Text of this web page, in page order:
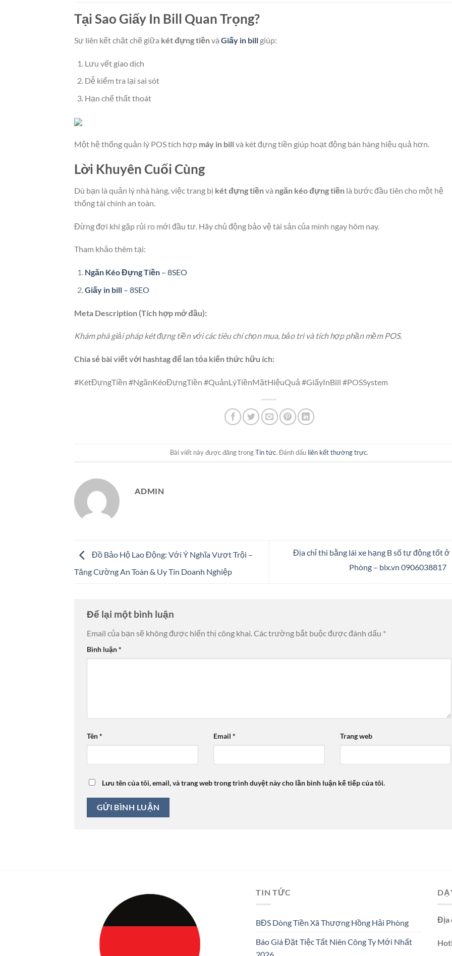
Tại Sao Giấy In Bill Quan Trọng?
Sự liên kết chặt chẽ giữa két đựng tiềnvà Giấy in bill giúp:
Lưu vết giao dịch
Dễ kiểm tra lại sai sót
Hạn chế thất thoát
Một hệ thống quản lý POS tích hợp máy in bill và két đựng tiền giúp hoạt động bán hàng hiệu quả hơn.
Lời Khuyên Cuối Cùng
Dù bạn là quản lý nhà hàng, việc trang bị két đựng tiềnvà ngăn kéo đựng tiền là bước đầu tiên cho một hệ
thống tài chính an toàn.
Đừng đợi khi gặp rủi ro mới đầu tư. Hãy chủ động bảo vệ tài sản của mình ngay hôm nay.
Tham khảo thêm tại:
Ngăn Kéo Đựng Tiền– 8SEO
Giấy in bill– 8SEO
Meta Description (Tích hợp mở đầu):
Khám phá giải pháp két đựng tiền với các tiêu chí chọn mua, bảo trì và tích hợp phần mềm POS.
Chia sẻ bài viết với hashtag để lan tỏa kiến thức hữu ích:
#KétĐựngTiền #NgănKéoĐựngTiền #QuảnLýTiềnMặtHiệuQuả #GiấyInBill #POSSystem
Bài viết này được đăng trongTin tức. Đánh dấu liên kết thường trực.
ADMIN
Đồ Bảo Hộ Lao Động: Với Ý Nghĩa Vượt Trội –
Tăng Cường An Toàn & Uy Tín Doanh Nghiệp
Địa chỉ thi bằng lái xe hạng B số tự động tốt ở
Phòng – blx.vn 0906038817
Để lại một bình luận
Email của bạn sẽ không được hiển thị công khai.Các trường bắt buộc được đánh dấu *
Bình luận*
Tên* Email * Trang web
Lưu tên của tôi, email, và trang web trong trình duyệt này cho lần bình luận kế tiếp của tôi.
TIN TỨC
BĐS Dòng Tiền Xã Thượng Hồng Hải Phòng
Báo Giá Đặt Tiệc Tất Niên Công Ty Mới Nhất
Địa